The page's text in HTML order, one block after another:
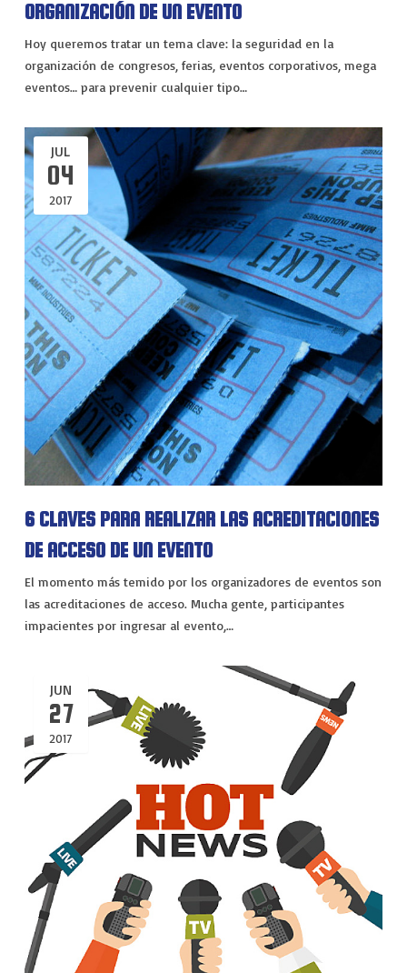
ORGANIZACIÓN DE UN EVENTO
Hoy queremos tratar un tema clave: la seguridad en la
organización de congresos, ferias, eventos corporativos, mega
eventos… para prevenir cualquier tipo…
6 CLAVES PARA REALIZAR LAS ACREDITACIONES
DE ACCESO DE UN EVENTO
JUL
04
2017
El momento más temido por los organizadores de eventos son
las acreditaciones de acceso. Mucha gente, participantes
impacientes por ingresar al evento,…
JUN
27
2017